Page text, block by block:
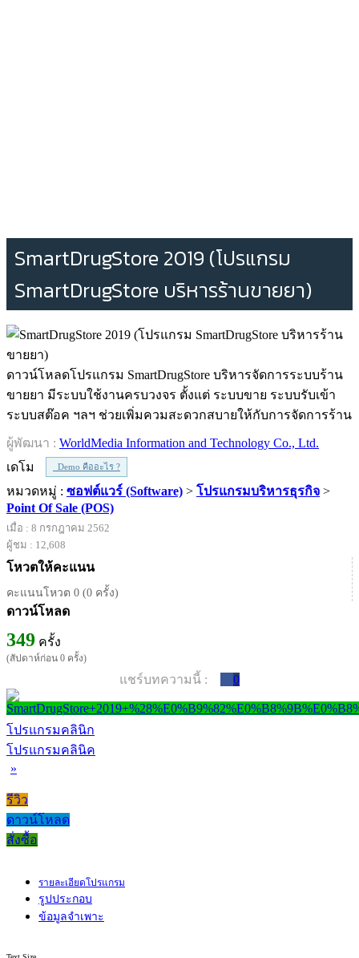
SmartDrugStore 2019 (โปรแกรม
SmartDrugStore บริหารร้านขายยา)
ดาวน์โหลดโปรแกรม SmartDrugStore บริหารจัดการระบบร้าน
ขายยา มีระบบใช้งานครบวงจร ตั้งแต่ ระบบขาย ระบบรับเข้า
ระบบสต๊อค ฯลฯ ช่วยเพิ่มควมสะดวกสบายให้กับการจัดการร้าน
ผู้พัฒนา : WorldMedia Information and Technology Co., Ltd.
เดโม
Demo คืออะไร ?
หมวดหมู่ : ซอฟต์แวร์ (Software) > โปรแกรมบริหารธุรกิจ >
Point Of Sale (POS)
เมื่อ : 8 กรกฎาคม 2562
ผู้ชม : 12,608
โหวตให้คะแนน
คะแนนโหวต 0 (0 ครั้ง)
ดาวน์โหลด
349 ครั้ง
(สัปดาห์ก่อน 0 ครั้ง)
แชร์บทความนี้ : 0
โปรแกรมคลินิก
โปรแกรมคลินิค
»
รีวิว
ดาวน์โหลด
สั่งซื้อ
รายละเอียดโปรแกรม
รูปประกอบ
ข้อมูลจำเพาะ